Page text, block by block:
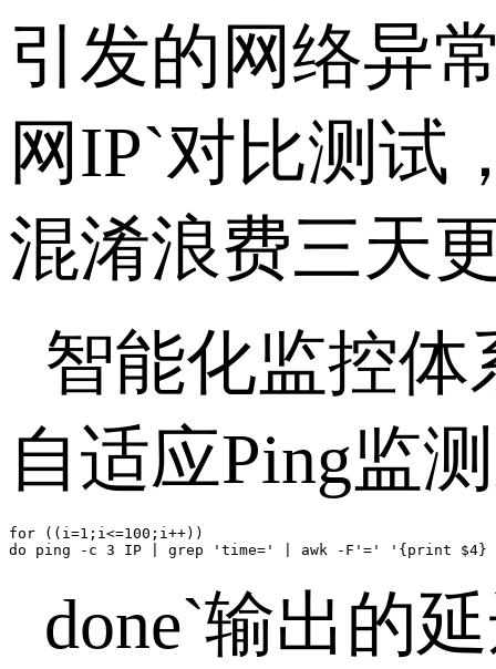
引发的网络异
网IP`对比测试
混淆浪费三天
智能化监控
自适应Ping监
for ((i=1;i<=100;i++))
do ping -c 3 IP | grep 'time=' | awk -F'=' '{print $4}
done`输出的